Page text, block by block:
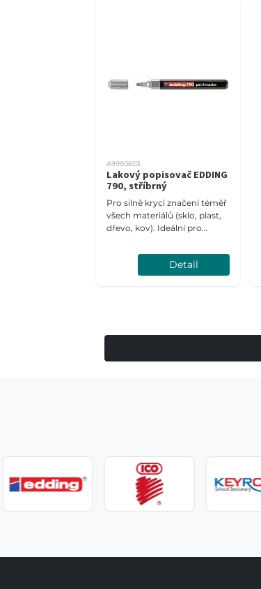
A9990603
Lakový popisovač EDDING
790, stříbrný
Pro silně krycí značení téměř
všech materiálů (sklo, plast,
dřevo, kov). Ideální pro
Šíře stopy 2-3 mm.
Detail